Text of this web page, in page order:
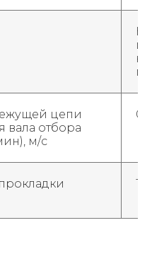
цепи
вала отбора
м/c